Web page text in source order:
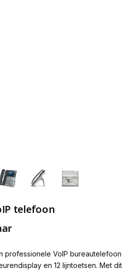
telefoon
professionele VoIP bureautelefoon
en 12 lijntoetsen. Met dit